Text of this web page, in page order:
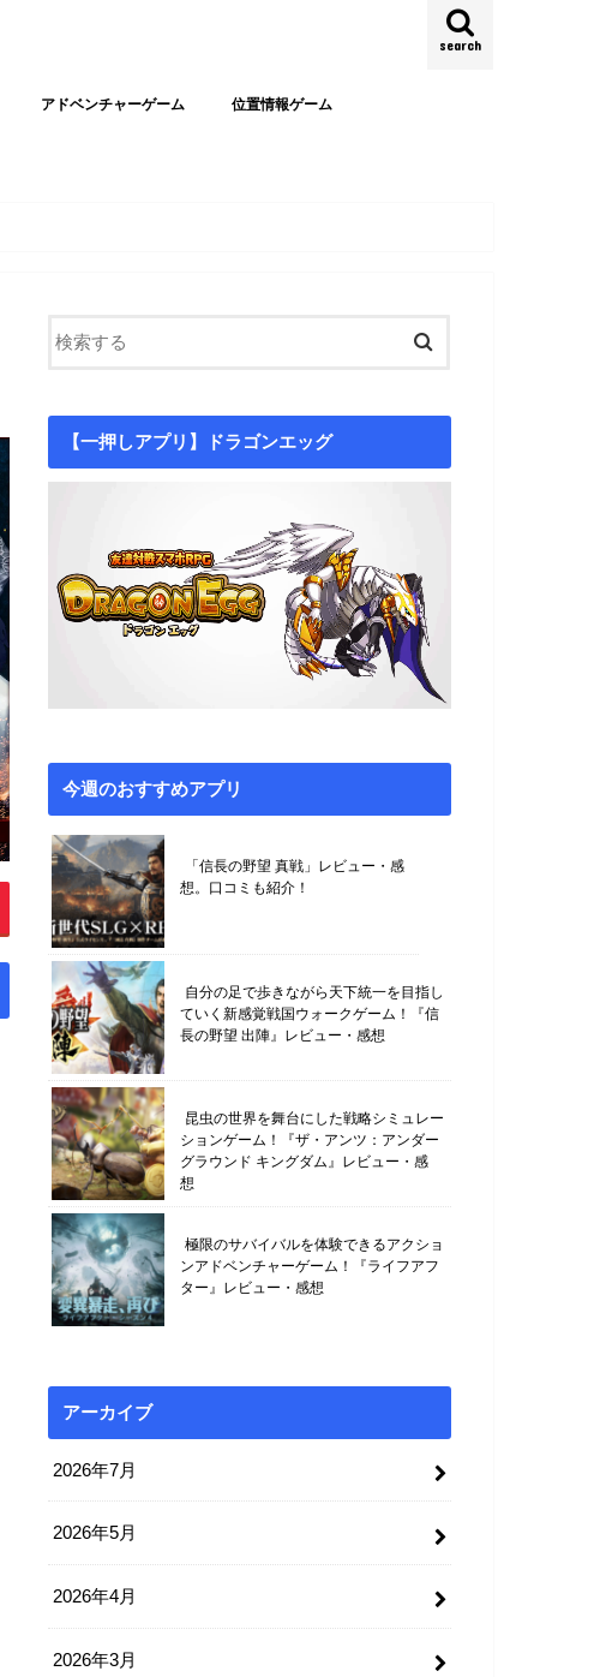
search
アドベンチャーゲーム 位置情報ゲーム
【一押しアプリ】ドラゴンエッグ
今週のおすすめアプリ
「信長の野望 真戦」レビュー・感
想。口コミも紹介！
自分の足で歩きながら天下統一を目指し
ていく新感覚戦国ウォークゲーム！『信
長の野望 出陣』レビュー・感想
昆虫の世界を舞台にした戦略シミュレー
ションゲーム！『ザ・アンツ：アンダー
グラウンド キングダム』レビュー・感
想
極限のサバイバルを体験できるアクショ
ンアドベンチャーゲーム！『ライフアフ
ター』レビュー・感想
アーカイブ
2026年7月
2026年5月
2026年4月
2026年3月